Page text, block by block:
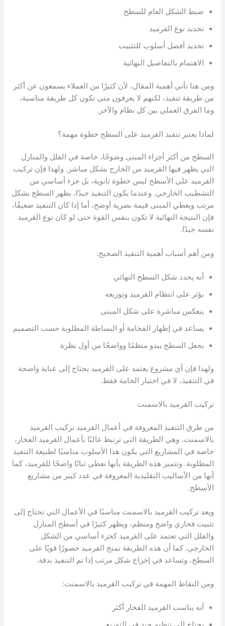
ضبط الشكل العام للسطح
تحديد نوع القرميد
تحديد أفضل أسلوب للتثبيت
الاهتمام بالتفاصيل النهائية
ومن هنا تأتي أهمية المقال، لأن كثيرًا من العملاء يسمعون عن أكثر
من طريقة تنفيذ، لكنهم لا يعرفون متى تكون كل طريقة مناسبة،
وما الفرق العملي بين كل نظام والآخر.
لماذا يعتبر تنفيذ القرميد على السطح خطوة مهمة؟
السطح من أكثر أجزاء المبنى وضوحًا، خاصة في الفلل والمنازل
التي يظهر فيها القرميد من الخارج بشكل مباشر. ولهذا فإن تركيب
القرميد على الأسطح ليس خطوة ثانوية، بل جزء أساسي من
التشطيب الخارجي. وعندما يكون التنفيذ جيدًا، يظهر السطح بشكل
مرتب ويعطي المبنى قيمة بصرية أوضح، أما إذا كان التنفيذ ضعيفًا،
فإن النتيجة النهائية لا تكون بنفس القوة حتى لو كان نوع القرميد
نفسه جيدًا.
ومن أهم أسباب أهمية التنفيذ الصحيح:
أنه يحدد شكل السطح النهائي
يؤثر على انتظام القرميد وتوزيعه
ينعكس مباشرة على شكل المبنى
يساعد في إظهار الفخامة أو البساطة المطلوبة حسب التصميم
يجعل السطح يبدو منظمًا وواضحًا من أول نظرة
ولهذا فإن أي مشروع يعتمد على القرميد يحتاج إلى عناية واضحة
في التنفيذ، لا في اختيار الخامة فقط.
تركيب القرميد بالاسمنت
من طرق التنفيذ المعروفة في أعمال القرميد تركيب القرميد
بالاسمنت، وهي الطريقة التي ترتبط غالبًا بأعمال القرميد الفخار،
خاصة في المشاريع التي يكون هذا الأسلوب مناسبًا لطبيعة التنفيذ
المطلوبة. وتتميز هذه الطريقة بأنها تعطي ثباتًا واضحًا للقرميد، كما
أنها من الأساليب التقليدية المعروفة في عدد كبير من مشاريع
الأسطح.
ويعد تركيب القرميد بالاسمنت مناسبًا في الأعمال التي تحتاج إلى
تثبيت فخاري واضح ومنظم، ويظهر كثيرًا في أسطح المنازل
والفلل التي تعتمد على القرميد كجزء أساسي من الشكل
الخارجي. كما أن هذه الطريقة تمنح القرميد حضورًا قويًا على
السطح، وتساعد في إخراج شكل مرتب إذا تم التنفيذ بدقة.
ومن النقاط المهمة في تركيب القرميد بالاسمنت:
أنه يناسب القرميد الفخار أكثر